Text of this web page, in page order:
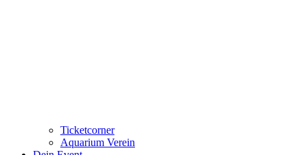
Ticketcorner
Aquarium Verein